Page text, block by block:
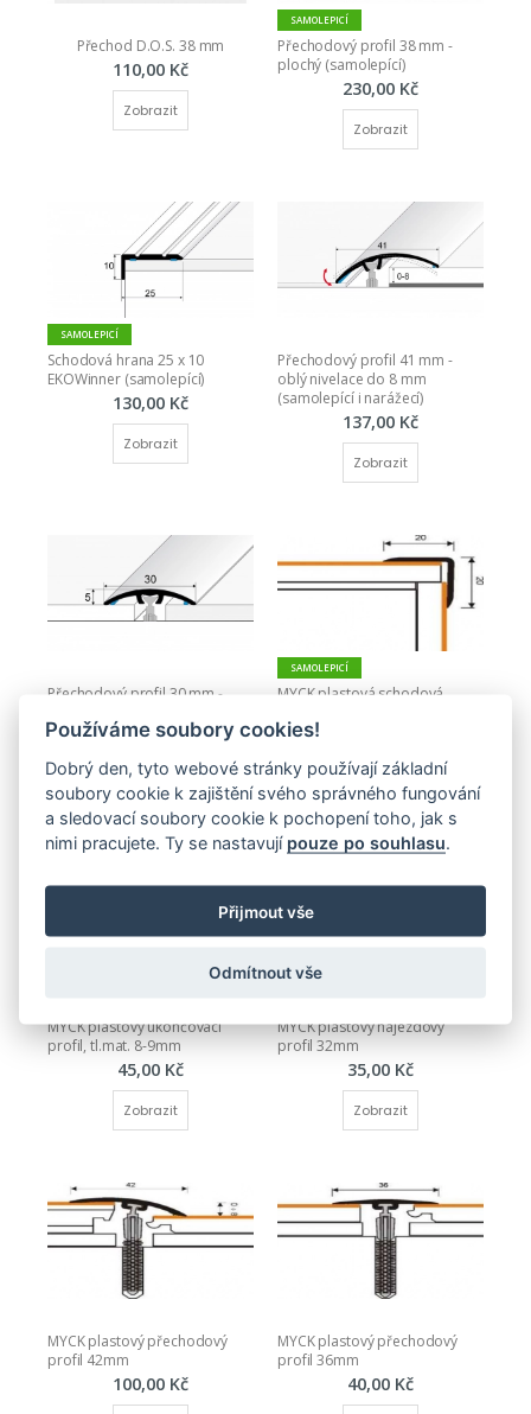
Přechod D.O.S. 38 mm
110,00 Kč
Zobrazit
SAMOLEPICÍ
Přechodový profil 38 mm -
plochý (samolepící)
230,00 Kč
Zobrazit
SAMOLEPICÍ
Schodová hrana 25 x 10
EKOWinner (samolepící)
130,00 Kč
Zobrazit
Přechodový profil 41 mm -
oblý nivelace do 8 mm
(samolepící i narážecí)
137,00 Kč
Zobrazit
Přechodový profil 30 mm -
(samolepící i narážecí)
Zobrazit
SAMOLEPICÍ
MYCK plastová schodová
Zobrazit
MYCK plastový ukončovací
profil, tl.mat. 8-9mm
45,00 Kč
Zobrazit
MYCK plastový nájezdový
profil 32mm
35,00 Kč
Zobrazit
MYCK plastový přechodový
profil 42mm
100,00 Kč
MYCK plastový přechodový
profil 36mm
40,00 Kč
Používáme soubory cookies!
Dobrý den, tyto webové stránky používají základní
soubory cookie k zajištění svého správného fungování
a sledovací soubory cookie k pochopení toho, jak s
nimi pracujete. Ty se nastavují pouze po souhlasu.
Přijmout vše
Odmítnout vše